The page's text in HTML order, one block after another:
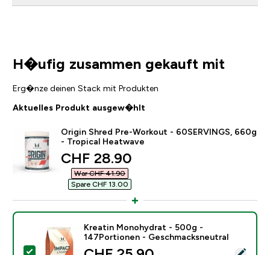
H�ufig zusammen gekauft mit
Erg�nze deinen Stack mit Produkten
Aktuelles Produkt ausgew�hlt
Origin Shred Pre-Workout - 60SERVINGS, 660g
- Tropical Heatwave
discounted price
CHF 28.90‎
War CHF 41.90‎
Spare CHF 13.00‎
Dieses Produkt ausw�hlen - Kreatin Monohydrat -
Kreatin Monohydrat - 500g -
147Portionen - Geschmacksneutral